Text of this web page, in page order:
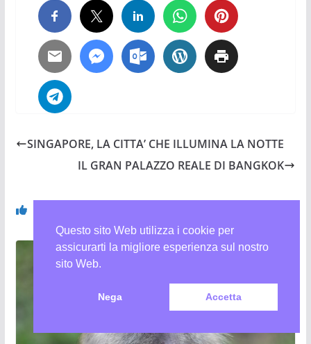
SINGAPORE, LA CITTA’ CHE ILLUMINA LA NOTTE
IL GRAN PALAZZO REALE DI BANGKOK
Potrebbe anche interessarti
Questo sito Web utilizza i cookie per
assicurarti la migliore esperienza sul nostro
sito Web.
Nega Accetta